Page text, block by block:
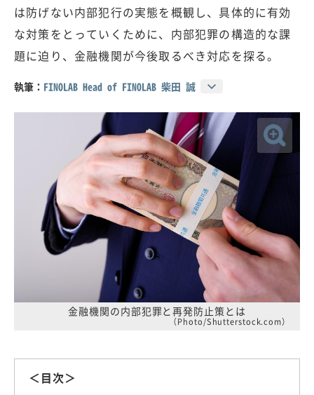
は防げない内部犯行の実態を概観し、具体的に有効
な対策をとっていくために、内部犯罪の構造的な課
題に迫り、金融機関が今後取るべき対応を探る。
執筆： FINOLAB Head of FINOLAB 柴田 誠
金融機関の内部犯罪と再発防止策とは
（Photo/Shutterstock.com）
＜目次＞